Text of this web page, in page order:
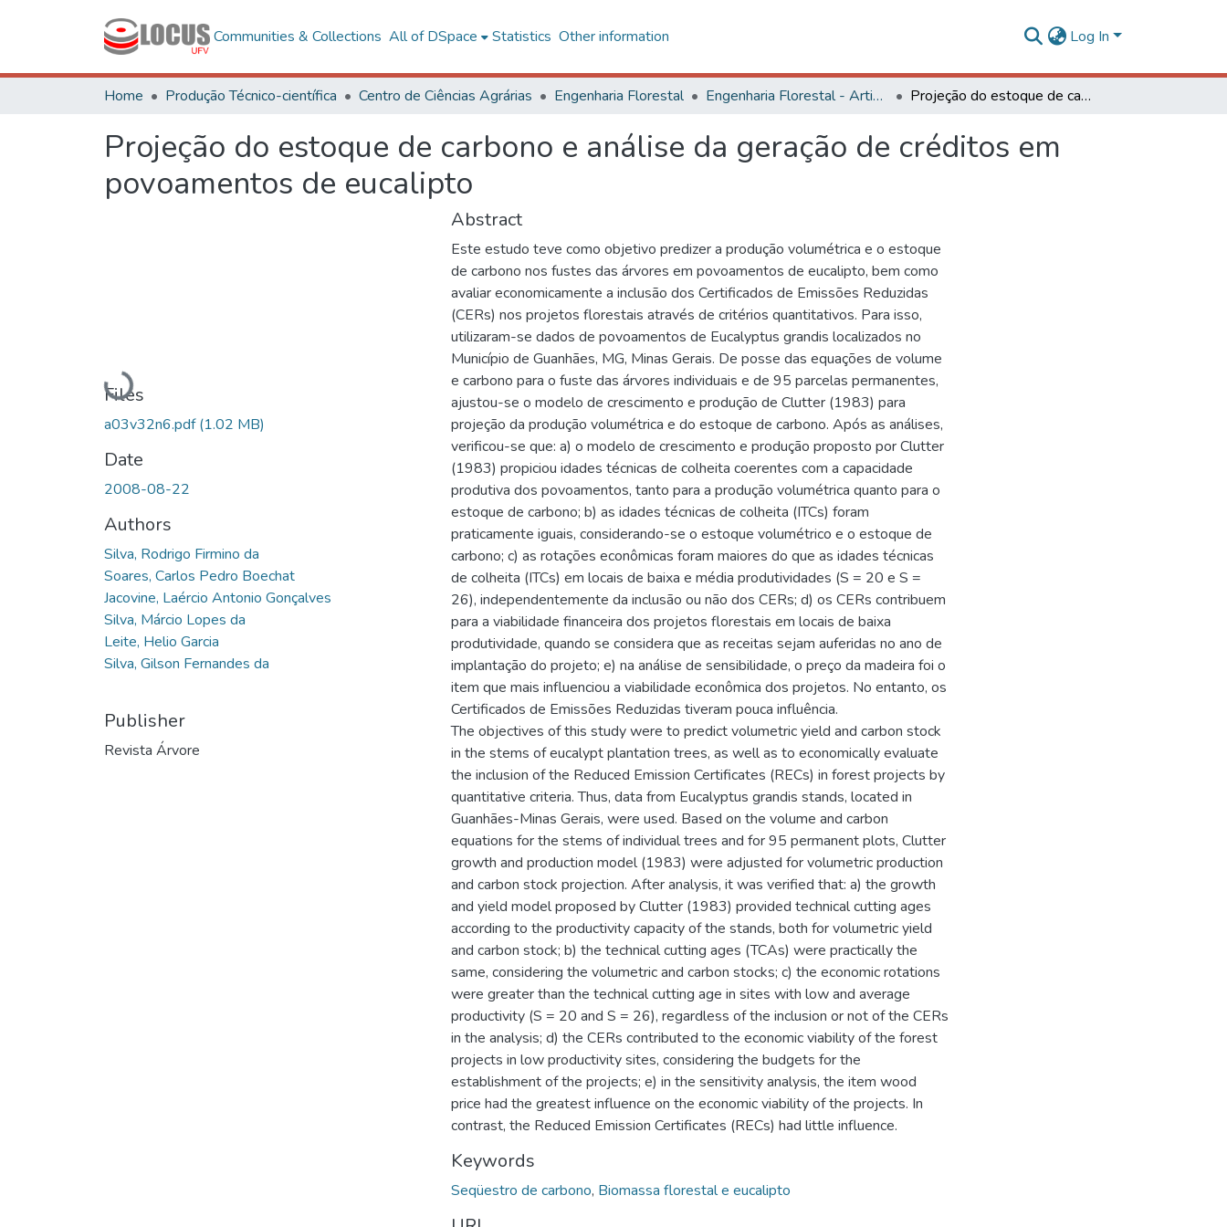
Communities & Collections All of DSpace Statistics Other information Log In
Home Produção Técnico-científica Centro de Ciências Agrárias Engenharia Florestal Engenharia Florestal - Artigos Projeção do estoque de carbono e análise da geração de créditos em povoamentos de eucalipto
Projeção do estoque de carbono e análise da geração de créditos em
povoamentos de eucalipto
Loading...
Files
a03v32n6.pdf(1.02 MB)
Date
2008-08-22
Authors
Silva, Rodrigo Firmino da
Soares, Carlos Pedro Boechat
Jacovine, Laércio Antonio Gonçalves
Silva, Márcio Lopes da
Leite, Helio Garcia
Silva, Gilson Fernandes da
Publisher
Revista Árvore
Abstract
Este estudo teve como objetivo predizer a produção volumétrica e o estoque
de carbono nos fustes das árvores em povoamentos de eucalipto, bem como
avaliar economicamente a inclusão dos Certificados de Emissões Reduzidas
(CERs) nos projetos florestais através de critérios quantitativos. Para isso,
utilizaram-se dados de povoamentos de Eucalyptus grandis localizados no
Município de Guanhães, MG, Minas Gerais. De posse das equações de volume
e carbono para o fuste das árvores individuais e de 95 parcelas permanentes,
ajustou-se o modelo de crescimento e produção de Clutter (1983) para
projeção da produção volumétrica e do estoque de carbono. Após as análises,
verificou-se que: a) o modelo de crescimento e produção proposto por Clutter
(1983) propiciou idades técnicas de colheita coerentes com a capacidade
produtiva dos povoamentos, tanto para a produção volumétrica quanto para o
estoque de carbono; b) as idades técnicas de colheita (ITCs) foram
praticamente iguais, considerando-se o estoque volumétrico e o estoque de
carbono; c) as rotações econômicas foram maiores do que as idades técnicas
de colheita (ITCs) em locais de baixa e média produtividades (S = 20 e S =
26), independentemente da inclusão ou não dos CERs; d) os CERs contribuem
para a viabilidade financeira dos projetos florestais em locais de baixa
produtividade, quando se considera que as receitas sejam auferidas no ano de
implantação do projeto; e) na análise de sensibilidade, o preço da madeira foi o
item que mais influenciou a viabilidade econômica dos projetos. No entanto, os
Certificados de Emissões Reduzidas tiveram pouca influência.
The objectives of this study were to predict volumetric yield and carbon stock
in the stems of eucalypt plantation trees, as well as to economically evaluate
the inclusion of the Reduced Emission Certificates (RECs) in forest projects by
quantitative criteria. Thus, data from Eucalyptus grandis stands, located in
Guanhães-Minas Gerais, were used. Based on the volume and carbon
equations for the stems of individual trees and for 95 permanent plots, Clutter
growth and production model (1983) were adjusted for volumetric production
and carbon stock projection. After analysis, it was verified that: a) the growth
and yield model proposed by Clutter (1983) provided technical cutting ages
according to the productivity capacity of the stands, both for volumetric yield
and carbon stock; b) the technical cutting ages (TCAs) were practically the
same, considering the volumetric and carbon stocks; c) the economic rotations
were greater than the technical cutting age in sites with low and average
productivity (S = 20 and S = 26), regardless of the inclusion or not of the CERs
in the analysis; d) the CERs contributed to the economic viability of the forest
projects in low productivity sites, considering the budgets for the
establishment of the projects; e) in the sensitivity analysis, the item wood
price had the greatest influence on the economic viability of the projects. In
contrast, the Reduced Emission Certificates (RECs) had little influence.
Keywords
Seqüestro de carbono, Biomassa florestal e eucalipto